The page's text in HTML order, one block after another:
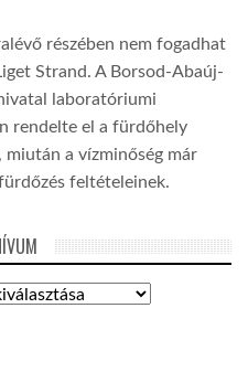
részében nem fogadhat
Strand. A Borsod-Abaúj-
laboratóriumi
rendelte el a fürdőhely
miután a vízminőség már
feltételeinek.